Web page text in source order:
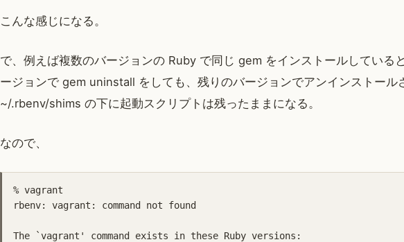
こんな感じになる。
で、例えば複数のバージョンの Ruby で同じ gem をインストールしている
ージョンで gem uninstall をしても、残りのバージョンでアンインストール
~/.rbenv/shims の下に起動スクリプトは残ったままになる。
なので、
% vagrant
rbenv: vagrant: command not found
The `vagrant' command exists in these Ruby versions: